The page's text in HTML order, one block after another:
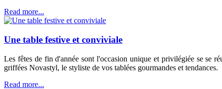
Read more...
Une table festive et conviviale
Les fêtes de fin d'année sont l'occasion unique et privilégiée se se
griffées Novastyl, le styliste de vos tablées gourmandes et tendances.
Read more...